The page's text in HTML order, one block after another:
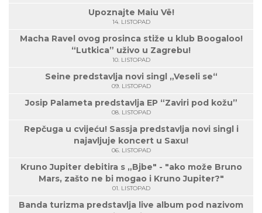
Upoznajte Maiu Vë!
14. LISTOPAD
Macha Ravel ovog prosinca stiže u klub Boogaloo!
“Lutkica” uživo u Zagrebu!
10. LISTOPAD
Seine predstavlja novi singl „Veseli se“
09. LISTOPAD
Josip Palameta predstavlja EP “Zaviri pod kožu”
08. LISTOPAD
Repčuga u cvijeću! Sassja predstavlja novi singl i
najavljuje koncert u Saxu!
06. LISTOPAD
Kruno Jupiter debitira s „Bjbe" - "ako može Bruno
Mars, zašto ne bi mogao i Kruno Jupiter?"
01. LISTOPAD
Banda turizma predstavlja live album pod nazivom